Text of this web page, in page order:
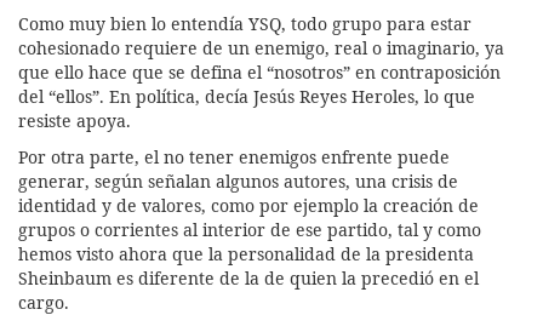
Como muy bien lo entendía YSQ, todo grupo para estar
cohesionado requiere de un enemigo, real o imaginario, ya
que ello hace que se defina el “nosotros” en contraposición
del “ellos”. En política, decía Jesús Reyes Heroles, lo que
resiste apoya.
Por otra parte, el no tener enemigos enfrente puede
generar, según señalan algunos autores, una crisis de
identidad y de valores, como por ejemplo la creación de
grupos o corrientes al interior de ese partido, tal y como
hemos visto ahora que la personalidad de la presidenta
Sheinbaum es diferente de la de quien la precedió en el
cargo.